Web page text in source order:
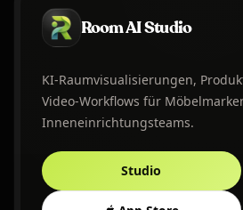
Room AI Studio
KI-Raumvisualisierungen,
Video-Workflows für
Inneneinrichtungsteams.
Studio